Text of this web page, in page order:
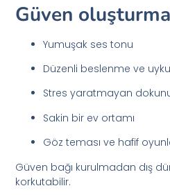
Güven
Yumuşak ses tonu
Düzenli beslenme ve
Stres yaratmayan
Sakin bir ev ortamı
Göz teması ve hafif
Güven bağı kurulmadan dış
korkutabilir.